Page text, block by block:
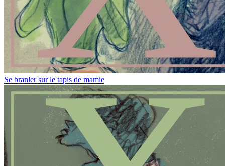
Se branler sur le tapis de mamie